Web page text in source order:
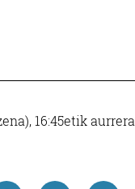
16:45etik aurrera.